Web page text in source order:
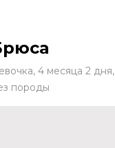
4 месяца 2 дня,
породы